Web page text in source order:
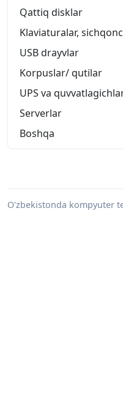
Qattiq disklar
Klaviaturalar,
USB drayvlar
Korpuslar/ qutilar
UPS va
Serverlar
Boshqa
O'zbekistonda kompyuter